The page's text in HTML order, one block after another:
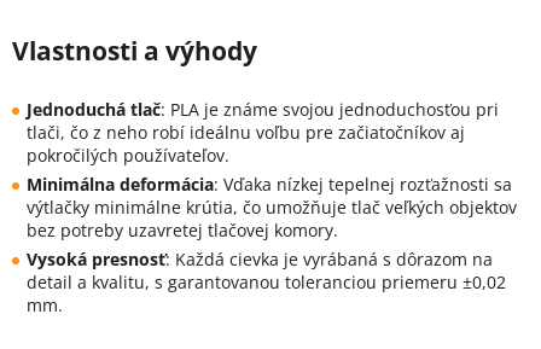
Vlastnosti a výhody
Jednoduchá tlač: PLA je známe svojou jednoduchosťou pri
tlači, čo z neho robí ideálnu voľbu pre začiatočníkov aj
pokročilých používateľov.
Minimálna deformácia: Vďaka nízkej tepelnej rozťažnosti sa
výtlačky minimálne krútia, čo umožňuje tlač veľkých objektov
bez potreby uzavretej tlačovej komory.
Vysoká presnosť: Každá cievka je vyrábaná s dôrazom na
detail a kvalitu, s garantovanou toleranciou priemeru ±0,02
mm.